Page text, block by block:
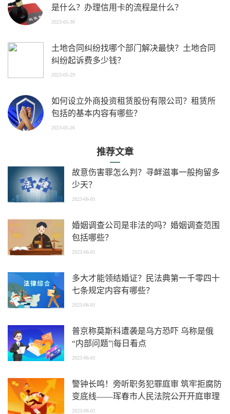
是什么？办理信用卡的流程是什么？
2023-05-30
土地合同纠纷找哪个部门解决最快？土地合同
纠纷起诉费多少钱？
2023-05-29
如何设立外商投资租赁股份有限公司？租赁所
包括的基本内容有哪些？
2023-05-26
推荐文章
故意伤害罪怎么判？寻衅滋事一般拘留多
少天？
2023-06-01
婚姻调查公司是非法的吗？婚姻调查范围
包括哪些？
2023-06-01
多大才能领结婚证？民法典第一千零四十
七条规定内容有哪些？
2023-06-01
普京称莫斯科遭袭是乌方恐吓 乌称是俄
“内部问题”|每日看点
2023-06-01
警钟长鸣！旁听职务犯罪庭审 筑牢拒腐防
变底线——珲春市人民法院公开开庭审理
职务犯罪案件
2023-06-01